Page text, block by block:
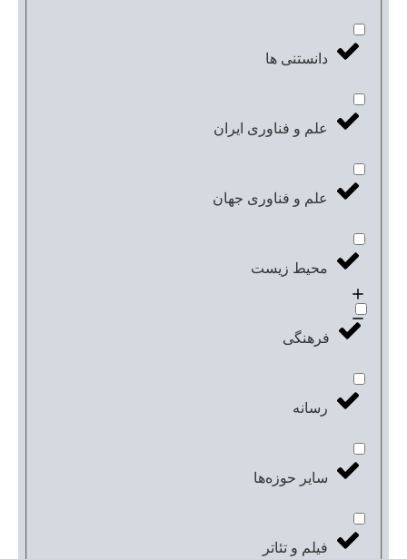
دانستنی ها
علم و فناوری ایران
علم و فناوری جهان
محیط زیست
فرهنگی
رسانه
سایر حوزه‌ها
فیلم و تئاتر